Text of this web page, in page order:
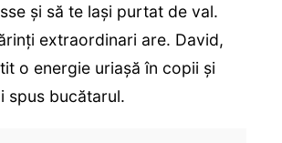
și să te lași purtat de val.
extraordinari are. David,
o energie uriașă în copii și
spus bucătarul.